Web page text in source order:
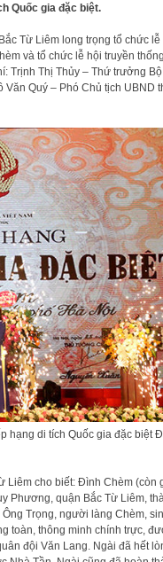
Quốc gia đặc biệt.
Từ Liêm long trọng tổ chức lễ
và tổ chức lễ hội truyền thống
Trịnh Thị Thủy – Thứ trưởng Bộ
Quý – Phó Chủ tịch UBND
hạng di tích Quốc gia đặc biệt
Liêm cho biết: Đình Chèm (còn
Phương, quận Bắc Từ Liêm,
Trọng, người làng Chèm,
toàn, thông minh chính trực,
đội Văn Lang. Ngài đã hết